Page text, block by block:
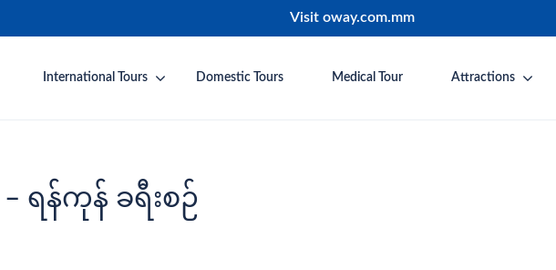
Visit oway.com.mm
International Tours Domestic Tours Medical Tour Attractions
ရန်ကုန် ခရီးစဉ်